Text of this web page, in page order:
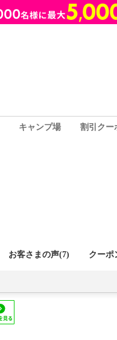
キャンプ場 割引クー
お客さまの声(7) クーポ